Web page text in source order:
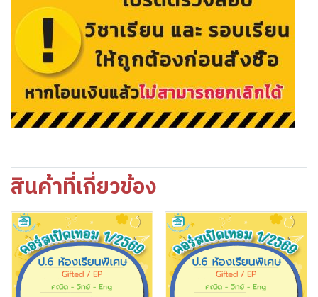
สินค้าที่เกี่ยวข้อง